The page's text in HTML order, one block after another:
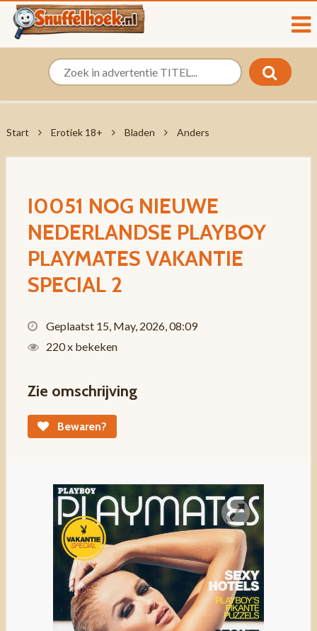
Start Erotiek 18+ Bladen Anders
I0051 NOG NIEUWE
NEDERLANDSE PLAYBOY
PLAYMATES VAKANTIE
SPECIAL 2
Geplaatst 15, May, 2026, 08:09
220 x bekeken
Zie omschrijving
Bewaren?